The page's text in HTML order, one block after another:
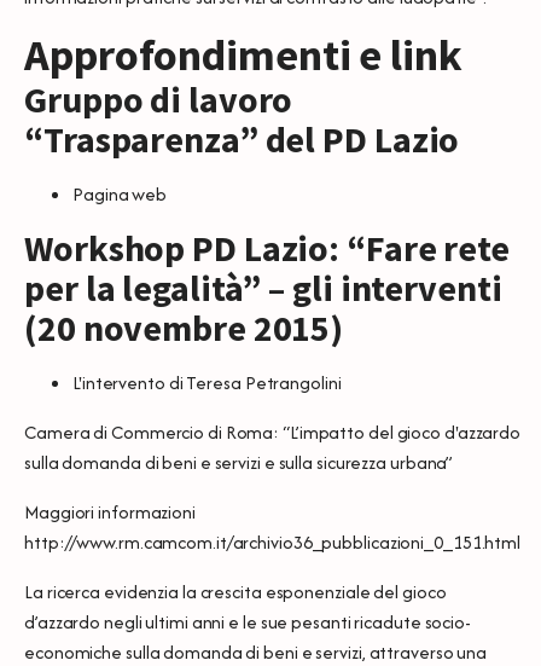
Approfondimenti e link
Gruppo di lavoro
“Trasparenza” del PD Lazio
Pagina web
Workshop PD Lazio: “Fare rete
per la legalità” – gli interventi
(20 novembre 2015)
L'intervento di Teresa Petrangolini
Camera di Commercio di Roma: “L’impatto del gioco d'azzardo
sulla domanda di beni e servizi e sulla sicurezza urbana”
Maggiori informazioni
http://www.rm.camcom.it/archivio36_pubblicazioni_0_151.html
La ricerca evidenzia la crescita esponenziale del gioco
d’azzardo negli ultimi anni e le sue pesanti ricadute socio-
economiche sulla domanda di beni e servizi, attraverso una